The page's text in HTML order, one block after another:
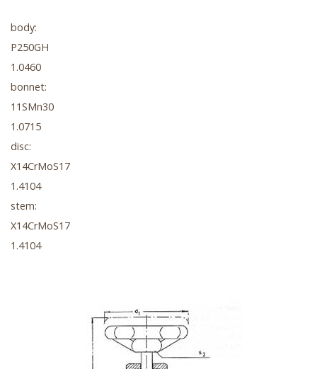
body:
P250GH
1.0460
bonnet:
11SMn30
1.0715
disc:
X14CrMoS17
1.4104
stem:
X14CrMoS17
1.4104